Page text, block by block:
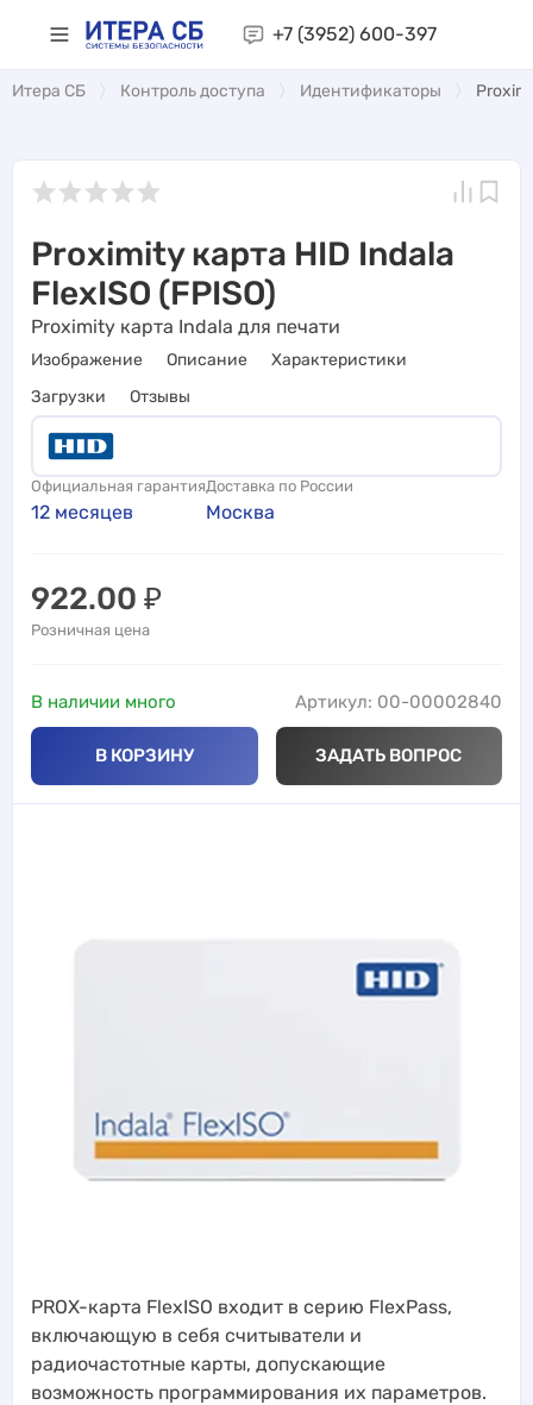
+7 (3952) 600-397
Итера СБ Контроль доступа Идентификаторы
Proximity карта HID Indala
FlexISO (FPISO)
Proximity карта Indala для печати
Изображение Описание
Характеристики
Загрузки
Отзывы
Официальная гарантия
12 месяцев
Доставка по России
Москва
922.00 ₽
Розничная цена
В наличии много Артикул: 00-00002840
В КОРЗИНУ ЗАДАТЬ ВОПРОС
PROX-карта FlexISO входит в серию FlexPass,
включающую в себя считыватели и
радиочастотные карты, допускающие
возможность программирования их параметров.